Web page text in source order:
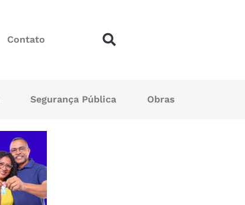
Contato
Segurança Pública Obras